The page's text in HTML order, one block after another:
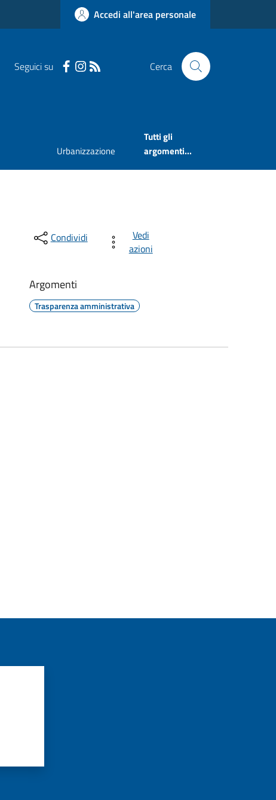
Accedi all'area personale
Seguici su Cerca
Urbanizzazione
Tutti gli
argomenti...
Condividi
Vedi
azioni
Argomenti
Trasparenza amministrativa